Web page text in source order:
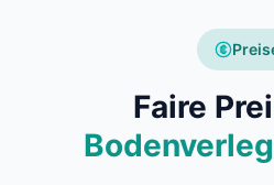
Faire